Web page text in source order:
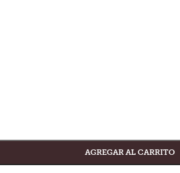
AGREGAR AL CARRITO